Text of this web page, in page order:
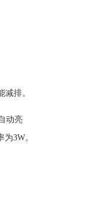
排。
动亮
3W。